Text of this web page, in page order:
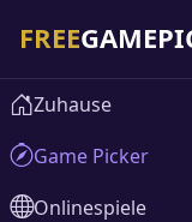
Zuhause
Avenger
Spiele
Zuhause
Game Picker
Onlinespiele